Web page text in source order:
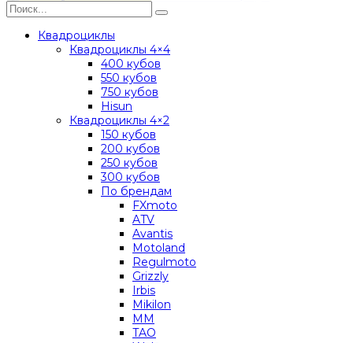
Квадроциклы
Квадроциклы 4×4
400 кубов
550 кубов
750 кубов
Hisun
Квадроциклы 4×2
150 кубов
200 кубов
250 кубов
300 кубов
По брендам
FXmoto
ATV
Avantis
Motoland
Regulmoto
Grizzly
Irbis
Mikilon
MM
TAO